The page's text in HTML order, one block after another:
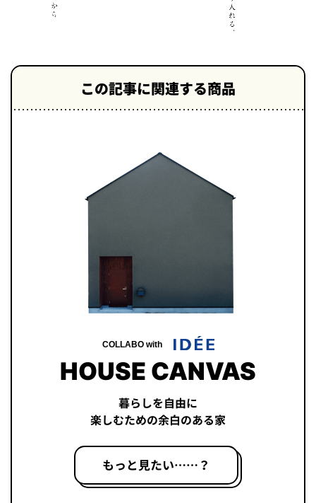
この記事に関連する商品
COLLABO with
HOUSE CANVAS
暮らしを自由に
楽しむための余白のある家
もっと見たい……？